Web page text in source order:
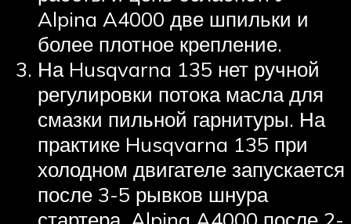
Alpina A4000 две шпильки и
более плотное крепление.
На Husqvarna 135 нет ручной
регулировки потока масла для
смазки пильной гарнитуры. На
практике Husqvarna 135 при
холодном двигателе запускается
после 3-5 рывков шнура